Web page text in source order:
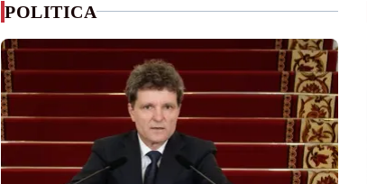
POLITICA